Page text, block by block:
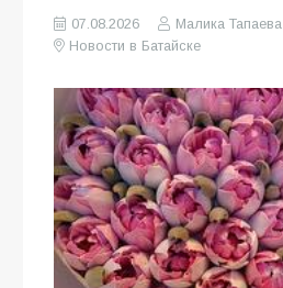
07.08.2026
Малика Тапаева
Новости в Батайске